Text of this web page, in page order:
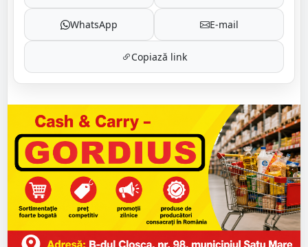
WhatsApp E-mail
Copiază link